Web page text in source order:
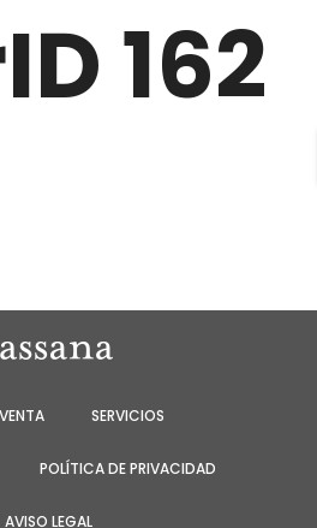
162
VENTA SERVICIOS
POLÍTICA DE PRIVACIDAD
AVISO LEGAL